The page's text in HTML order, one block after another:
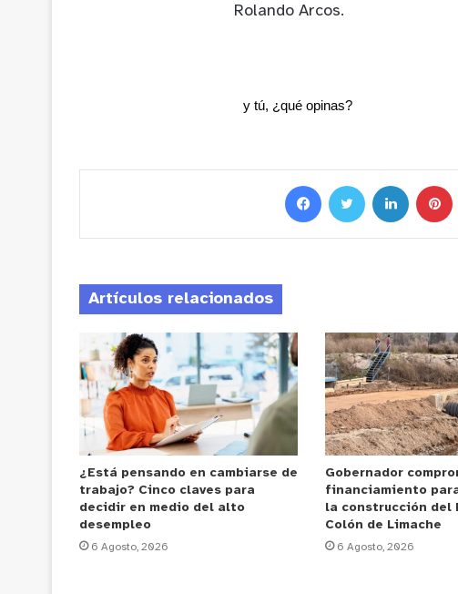
Rolando Arcos.
y tú, ¿qué opinas?
Artículos relacionados
¿Está pensando en cambiarse de
trabajo? Cinco claves para
decidir en medio del alto
desempleo
6 Agosto, 2026
Gobernador
financiamiento
la construcción del
Colón de Limache
6 Agosto, 2026